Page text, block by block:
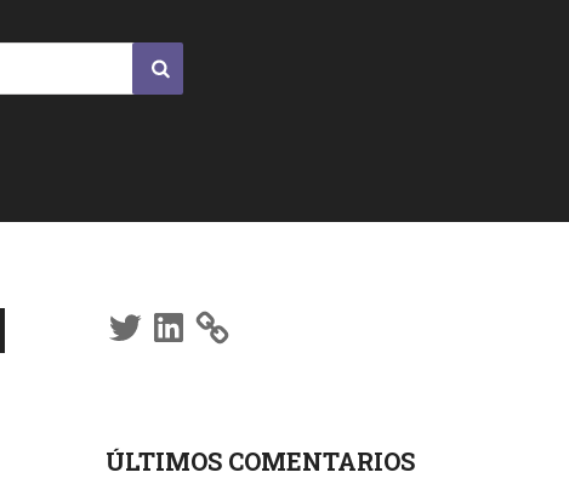
TwitterLinkedIn
ÚLTIMOS COMENTARIOS